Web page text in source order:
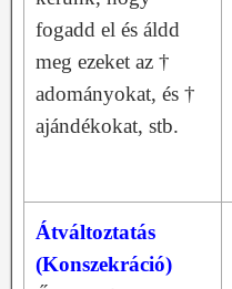
fogadd el és áldd
meg ezeket az †
adományokat, és †
ajándékokat, stb.
Átváltoztatás
(Konszekráció)